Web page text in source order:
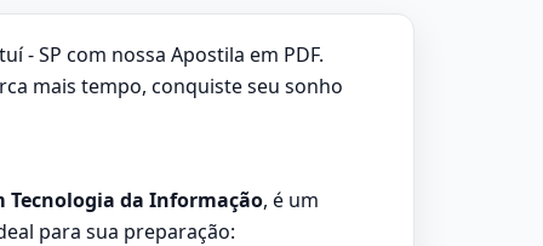
- SP com nossa Apostila em PDF.
mais tempo, conquiste seu sonho
Tecnologia da Informação, é um
para sua preparação: